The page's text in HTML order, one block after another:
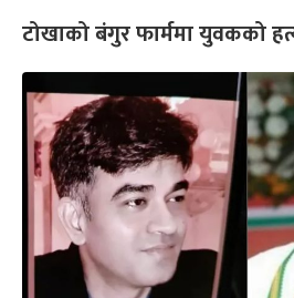
टोखाको बंगुर फार्ममा युवकको